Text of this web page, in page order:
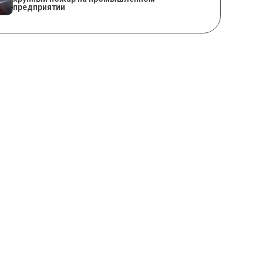
предприятии